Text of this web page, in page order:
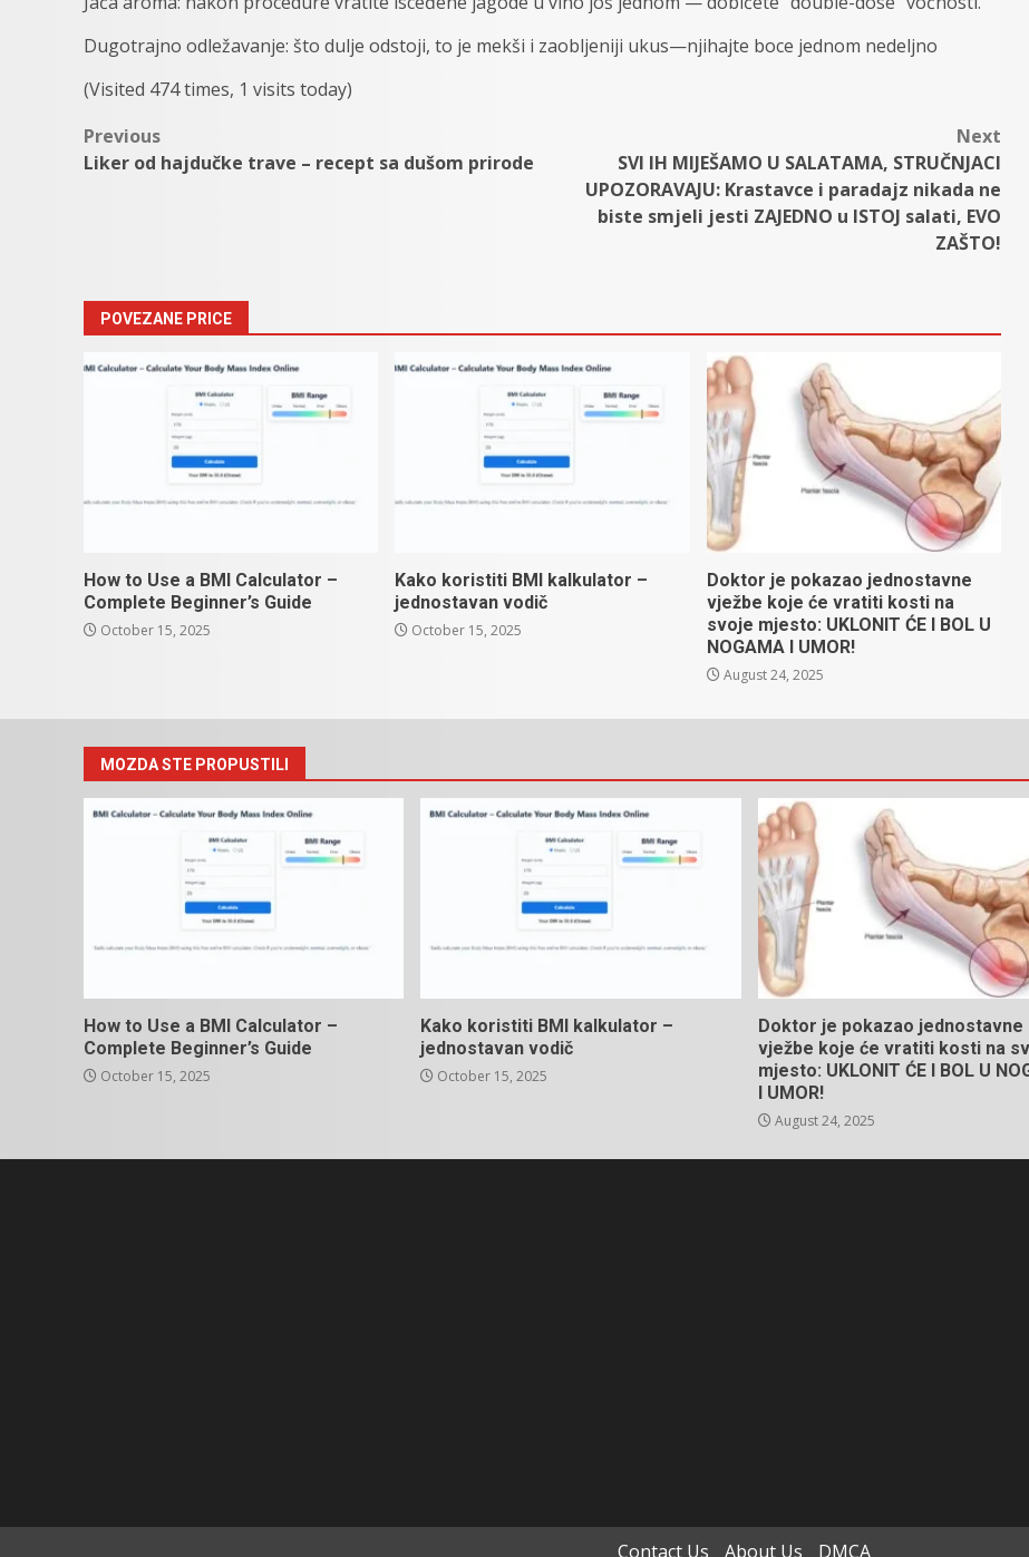
Dugotrajno odležavanje: što dulje odstoji, to je mekši i zaobljeniji ukus—njihajte boce jednom nedeljno
(Visited 474 times, 1 visits today)
Post
navigation
Previous
Liker od hajdučke trave – recept sa dušom prirode
Next
SVI IH MIJEŠAMO U SALATAMA, STRUČNJACI
UPOZORAVAJU: Krastavce i paradajz nikada ne
biste smjeli jesti ZAJEDNO u ISTOJ salati, EVO
ZAŠTO!
POVEZANE PRICE
How to Use a BMI Calculator –
Complete Beginner’s Guide
October 15, 2025
Kako koristiti BMI kalkulator –
jednostavan vodič
October 15, 2025
Doktor je pokazao jednostavne
vježbe koje će vratiti kosti na
svoje mjesto: UKLONIT ĆE I BOL U
NOGAMA I UMOR!
August 24, 2025
MOZDA STE PROPUSTILI
How to Use a BMI Calculator –
Complete Beginner’s Guide
October 15, 2025
Kako koristiti BMI kalkulator –
jednostavan vodič
October 15, 2025
Doktor je pokazao jednostavne
vježbe koje će vratiti kosti na
mjesto: UKLONIT ĆE I BOL U
I UMOR!
August 24, 2025
Contact Us About Us DMCA